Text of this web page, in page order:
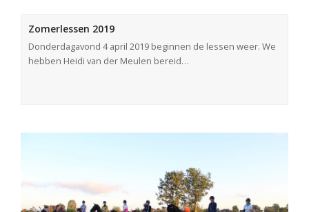
Zomerlessen 2019
Donderdagavond 4 april 2019 beginnen de lessen weer. We
hebben Heidi van der Meulen bereid…